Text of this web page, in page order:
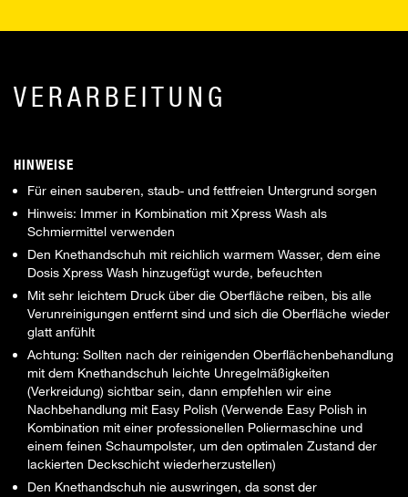
VERARBEITUNG
HINWEISE
Für einen sauberen, staub- und fettfreien Untergrund sorgen
Hinweis: Immer in Kombination mit Xpress Wash als
Schmiermittel verwenden
Den Knethandschuh mit reichlich warmem Wasser, dem eine
Dosis Xpress Wash hinzugefügt wurde, befeuchten
Mit sehr leichtem Druck über die Oberfläche reiben, bis alle
Verunreinigungen entfernt sind und sich die Oberfläche wieder
glatt anfühlt
Achtung: Sollten nach der reinigenden Oberflächenbehandlung
mit dem Knethandschuh leichte Unregelmäßigkeiten
(Verkreidung) sichtbar sein, dann empfehlen wir eine
Nachbehandlung mit Easy Polish (Verwende Easy Polish in
Kombination mit einer professionellen Poliermaschine und
einem feinen Schaumpolster, um den optimalen Zustand der
lackierten Deckschicht wiederherzustellen)
Den Knethandschuh nie auswringen, da sonst der